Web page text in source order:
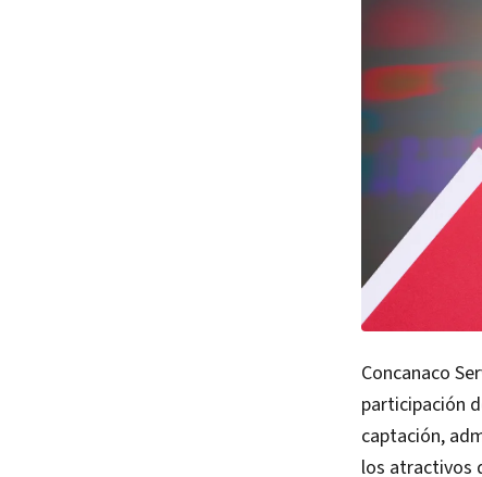
Concanaco
participación
captación,
los atractivos